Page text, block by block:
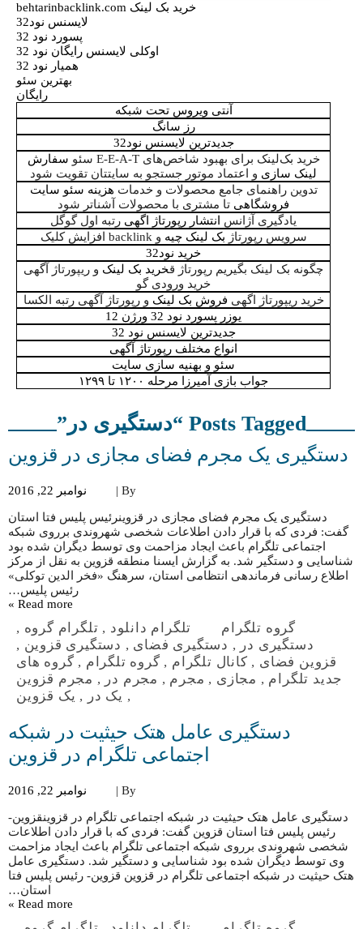
خرید بک لینک behtarinbacklink.com
لایسنس نود32
پسورد نود 32
اوکلی لایسنس رایگان نود 32
همیار نود 32
بهترین سئو
رایگان
آنتی ویروس تحت شبکه
رز سانگ
جدیدترین لایسنس نود32
خرید بک‌لینک برای بهبود شاخص‌های E‑E‑A‑T سئو
سفارش
لینک سازیو اعتماد موتور جستجو به سایتتان تقویت شود
تدوین راهنمای جامع محصولات و خدماتهزینه سئو سایت
فروشگاهیتا مشتری با محصولات آشنا‌تر شود
یادگیری آژانس انتشار رپورتاژ اگهیرتبه اول گوگل
سرویس رپورتاژبک لینک چیهو backlink افزایش کلیک
خرید نود32
چگونه بک لینک بگیریم رپورتاژ ق خرید بک لینکو ریپورتاژ آگهی
خرید ورودی گو
خرید ریپورتاژ اگهی فروش بک لینکو رپورتاژ آگهی رتبه الکسا
یوزر پسورد نود 32 ورژن 12
جدیدترین لایسنس نود 32
انواع مختلف رپورتاژ آگهی
سئو و بهنیه سازی سایت
جواب بازی آمیرزا مرحله ۱۲۰۰ تا ۱۲۹۹
Posts Tagged “دستگیری در”
دستگیری یک مجرم فضای مجازی در قزوین
By | نوامبر 22, 2016
دستگیری یک مجرم فضای مجازی در قزوینرئیس پلیس فتا استان
گفت: فردی که با قرار دادن اطلاعات شخصی شهروندی برروی شبکه
اجتماعی تلگرام باعث ایجاد مزاحمت وی توسط دیگران شده بود
شناسایی و دستگیر شد. به گزارش ایسنا منطقه قزوین به نقل از مرکز
اطلاع رسانی فرماندهی انتظامی استان، سرهنگ «فخر الدین توکلی»
رئیس پلیس…
Read more »
گروه تلگرام تلگرام دانلود, تلگرام گروه,
دستگیری در, دستگیری فضای, دستگیری قزوین,
قزوین فضای, کانال تلگرام , گروه تلگرام, گروه های
جدید تلگرام , مجازی, مجرم , مجرم در, مجرم قزوین
یک در, یک قزوین
دستگیری عامل هتک حیثیت در شبکه
اجتماعی تلگرام در قزوین
By | نوامبر 22, 2016
دستگیری عامل هتک حیثیت در شبکه اجتماعی تلگرام در قزوینقزوین-
رئیس پلیس فتا استان قزوین گفت: فردی که با قرار دادن اطلاعات
شخصی شهروندی برروی شبکه اجتماعی تلگرام باعث ایجاد مزاحمت
وی توسط دیگران شده بود شناسایی و دستگیر شد. دستگیری عامل
هتک حیثیت در شبکه اجتماعی تلگرام در قزوین قزوین- رئیس پلیس فتا
استان…
Read more »